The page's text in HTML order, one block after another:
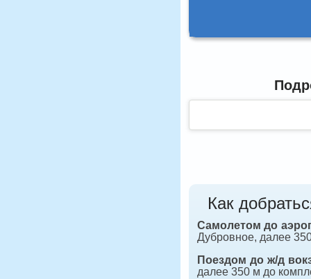
Как
Самолетом до
Дубровное, далее
Поездом до ж/д
далее 350 м до